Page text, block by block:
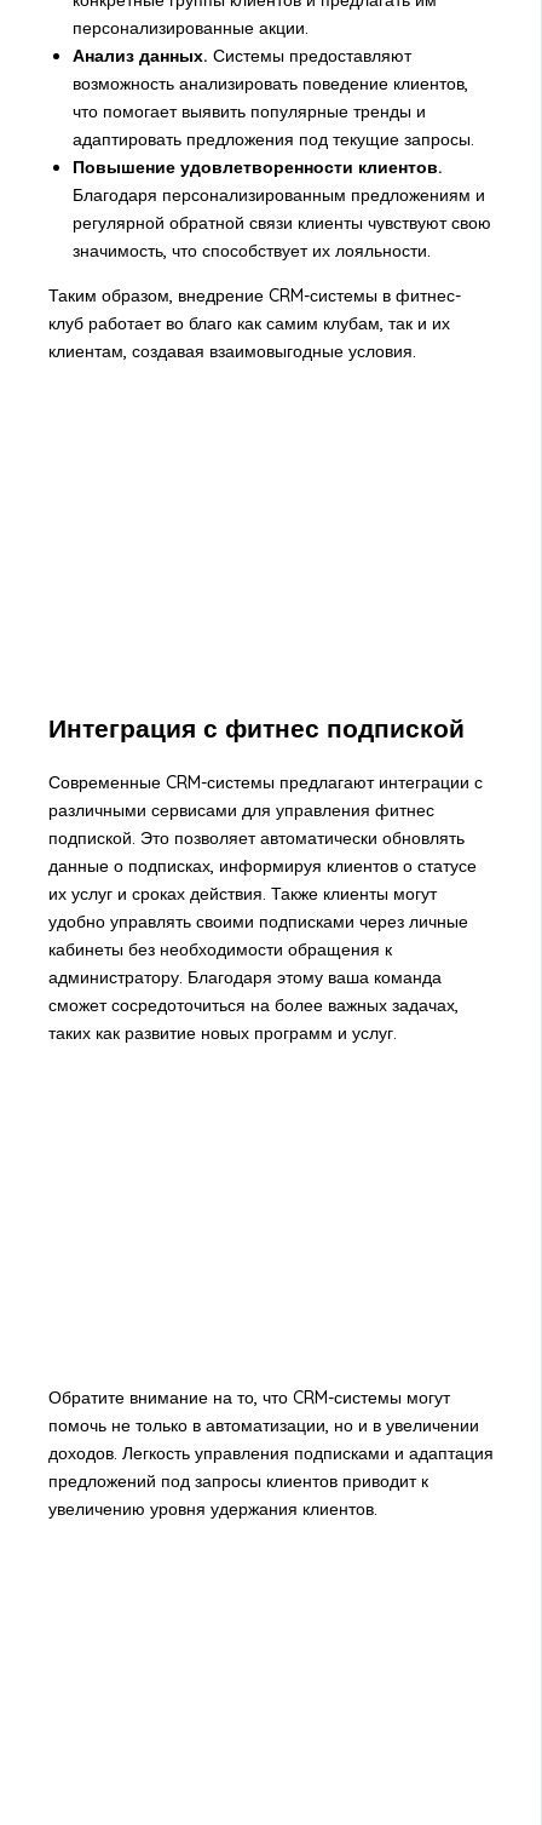
персонализированные акции.
Анализ данных. Системы предоставляют
возможность анализировать поведение клиентов,
что помогает выявить популярные тренды и
адаптировать предложения под текущие запросы.
Повышение удовлетворенности клиентов.
Благодаря персонализированным предложениям и
регулярной обратной связи клиенты чувствуют свою
значимость, что способствует их лояльности.
Таким образом, внедрение CRM-системы в фитнес-
клуб работает во благо как самим клубам, так и их
клиентам, создавая взаимовыгодные условия.
Интеграция с фитнес подпиской
Современные CRM-системы предлагают интеграции с
различными сервисами для управления фитнес
подпиской. Это позволяет автоматически обновлять
данные о подписках, информируя клиентов о статусе
их услуг и сроках действия. Также клиенты могут
удобно управлять своими подписками через личные
кабинеты без необходимости обращения к
администратору. Благодаря этому ваша команда
сможет сосредоточиться на более важных задачах,
таких как развитие новых программ и услуг.
Обратите внимание на то, что CRM-системы могут
помочь не только в автоматизации, но и в увеличении
доходов. Легкость управления подписками и адаптация
предложений под запросы клиентов приводит к
увеличению уровня удержания клиентов.